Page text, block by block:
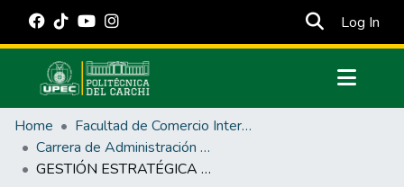
Log In
Communities & Collections
All of DSpace
Statistics
Home
Facultad de Comercio Internacional, Integración, Administración y Economía Empresarial
Carrera de Administración de Empresas y Marketing
GESTIÓN ESTRATÉGICA DE MARKETING EN LAS EMPRESAS PROVEEDORAS DE INTERNET INALÁMBRICO; Y LA SATISFACCIÓN DE LA DEMANDA EN LA PROVINCIA DEL CARCHI